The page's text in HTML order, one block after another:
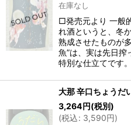
在庫なし
□発売元より 一般
れ酒というと、冬
熟成させたものが
魚”は、実は先日搾
特別な仕立てです
大那 辛口ちょうだ
3,264円(税別)
(税込: 3,590円)